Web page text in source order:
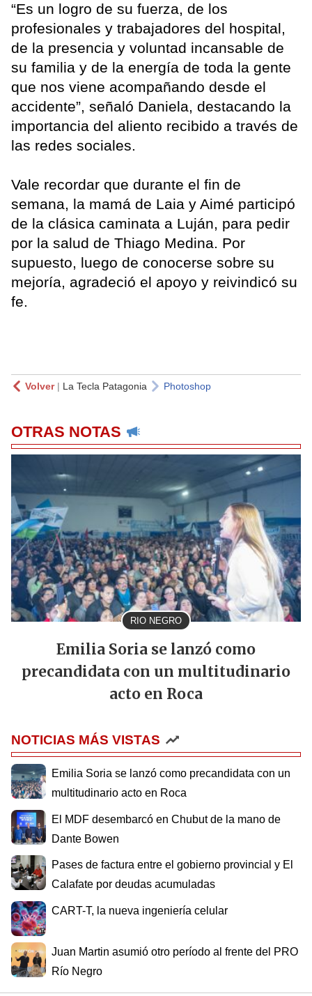
“Es un logro de su fuerza, de los
profesionales y trabajadores del hospital,
de la presencia y voluntad incansable de
su familia y de la energía de toda la gente
que nos viene acompañando desde el
accidente”, señaló Daniela, destacando la
importancia del aliento recibido a través de
las redes sociales.
Vale recordar que durante el fin de
semana, la mamá de Laia y Aimé participó
de la clásica caminata a Luján, para pedir
por la salud de Thiago Medina. Por
supuesto, luego de conocerse sobre su
mejoría, agradeció el apoyo y reivindicó su
fe.
Volver| La Tecla Patagonia Photoshop
OTRAS NOTAS
RIO NEGRO
Emilia Soria se lanzó como
precandidata con un multitudinario
acto en Roca
NOTICIAS MÁS VISTAS
Emilia Soria se lanzó como precandidata con un
multitudinario acto en Roca
El MDF desembarcó en Chubut de la mano de
Dante Bowen
Pases de factura entre el gobierno provincial y El
Calafate por deudas acumuladas
CART-T, la nueva ingeniería celular
Juan Martin asumió otro período al frente del PRO
Río Negro